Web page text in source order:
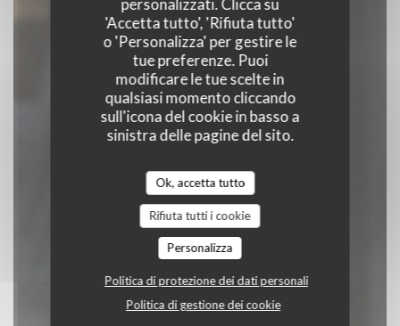
'Accetta tutto', 'Rifiuta tutto'
o 'Personalizza' per gestire le
tue preferenze. Puoi
modificare le tue scelte in
qualsiasi momento cliccando
sull'icona del cookie in basso a
sinistra delle pagine del sito.
Ok, accetta tutto
Rifiuta tutti i cookie
Personalizza
Politica di protezione dei dati personali
Politica di gestione dei cookie
BISTRONOMIE DÉCONTRACTÉE
BORDEAUX